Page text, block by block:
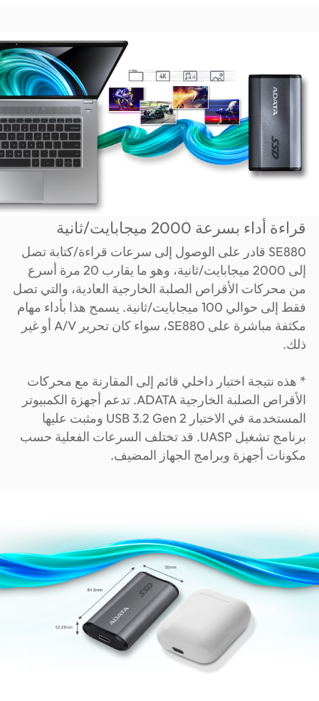
قراءة أداء بسرعة 2000 ميجابايت/ثانية
SE880 قادر على الوصول إلى سرعات قراءة/كتابة تصل
إلى 2000 ميجابايت/ثانية، وهو ما يقارب 20 مرة أسرع
من محركات الأقراص الصلبة الخارجية العادية، والتي تصل
فقط إلى حوالي 100 ميجابايت/ثانية. يسمح هذا بأداء مهام
مكثفة مباشرة على SE880، سواء كان تحرير A/V أو غير
ذلك.
* هذه نتيجة اختبار داخلي قائم إلى المقارنة مع محركات
الأقراص الصلبة الخارجية ADATA. تدعم أجهزة الكمبيوتر
المستخدمة في الاختبار USB 3.2 Gen 2 ومثبت عليها
برنامج تشغيل UASP. قد تختلف السرعات الفعلية حسب
مكونات أجهزة وبرامج الجهاز المضيف.